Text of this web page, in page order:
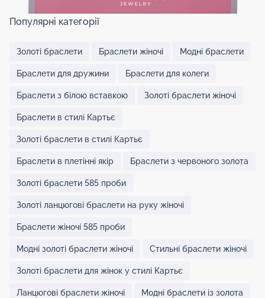
Популярні категорії
Золоті браслети Браслети жіночі Модні браслети
Браслети для дружини Браслети для колеги
Браслети з білою вставкою Золоті браслети жіночі
Браслети в стилі Картьє
Золоті браслети в стилі Картьє
Браслети в плетінні якір Браслети з червоного золота
Золоті браслети 585 проби
Золоті ланцюгові браслети на руку жіночі
Браслети жіночі 585 проби
Модні золоті браслети жіночі Стильні браслети жіночі
Золоті браслети для жінок у стилі Картьє
Ланцюгові браслети жіночі Модні браслети із золота